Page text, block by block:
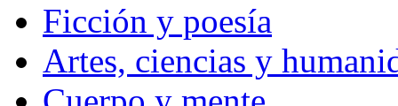
Ficción y poesía
Artes, ciencias y